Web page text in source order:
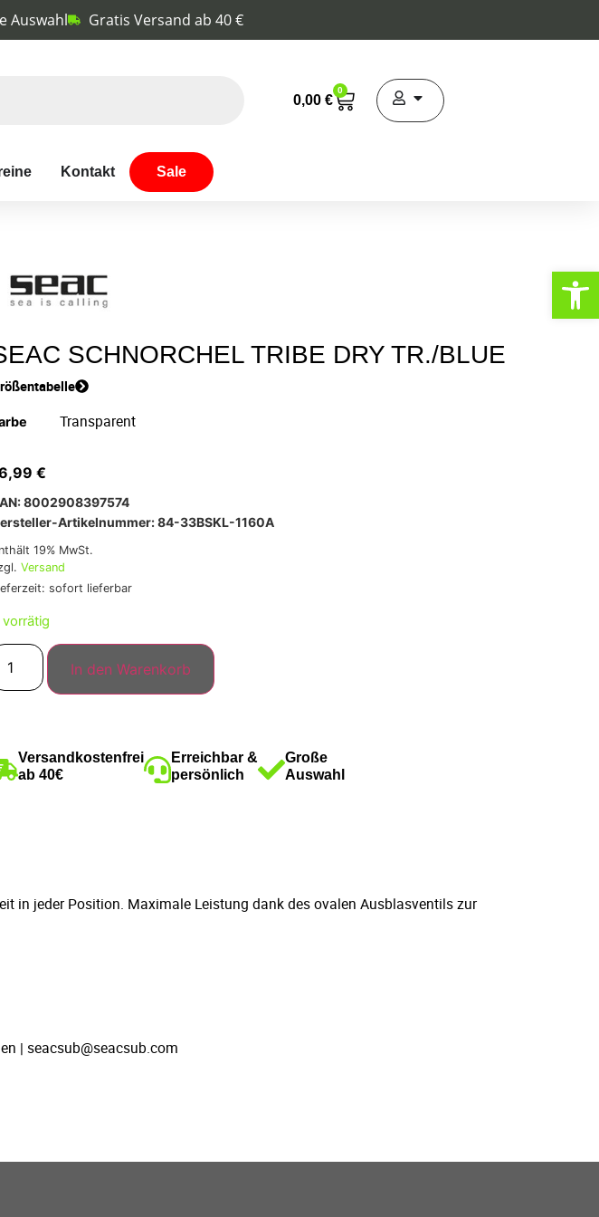
Auswahl Gratis Versand ab 40 €
0,00 €
0
Kontakt Sale
SCHNORCHEL TRIBE DRY TR./BLUE
€
8002908397574
Artikelnummer: 84-33BSKL-1160A
19% MwSt.
Versand
sofort lieferbar
vorrätig
In den Warenkorb
Versandkostenfrei
ab 40€
Erreichbar &
persönlich
Große
Auswahl
in jeder Position. Maximale Leistung dank des ovalen Ausblasventils zur
| seacsub@seacsub.com